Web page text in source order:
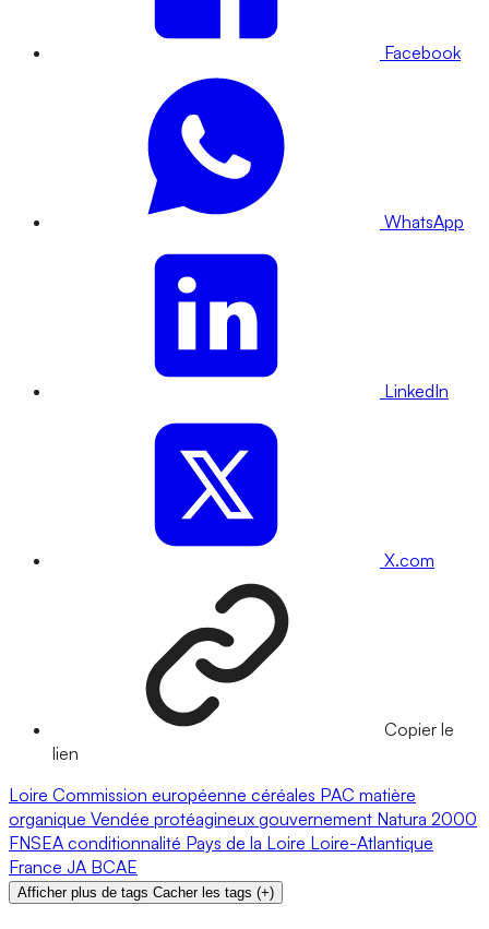
Facebook
WhatsApp
LinkedIn
X.com
Copier le
lien
Loire Commission européenne céréales PAC matière
organique Vendée protéagineux gouvernement Natura 2000
FNSEA conditionnalité Pays de la Loire Loire-Atlantique
France JA BCAE
Afficher plus de tags Cacher les tags (+)